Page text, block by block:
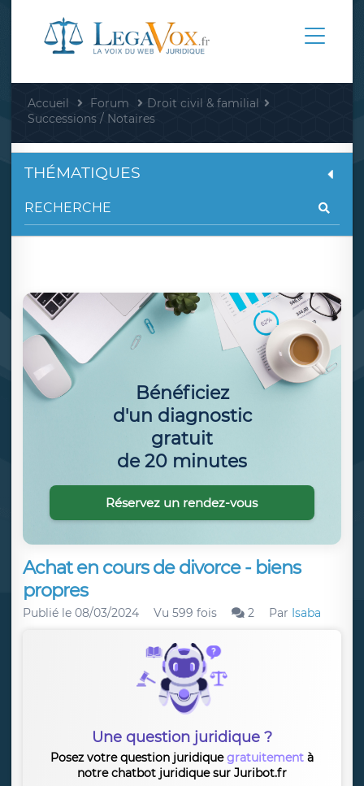
Accueil Forum
Droit civil & familial
Successions / Notaires
Achat en cours de divorce - biens
propres
Publié le 08/03/2024 Vu 599 fois 2 Par Isaba
Une question juridique ?
Posez votre question juridiquegratuitement à
notre chatbot juridique sur Juribot.fr
THÉMATIQUES
Bénéficiez
d'un diagnostic
gratuit
de 20 minutes
Réservez un rendez-vous